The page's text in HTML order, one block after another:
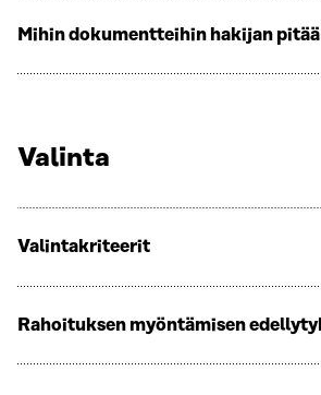
Mihin dokumentteihin hakijan
Valinta
Valintakriteerit
Rahoituksen myöntämisen